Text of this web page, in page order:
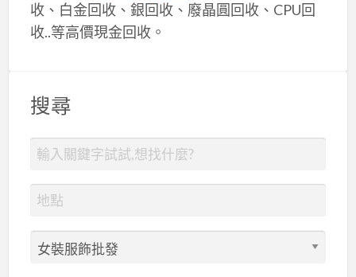
收、白金回收、銀回收、廢晶圓回收、CPU回
收..等高價現金回收。
搜尋